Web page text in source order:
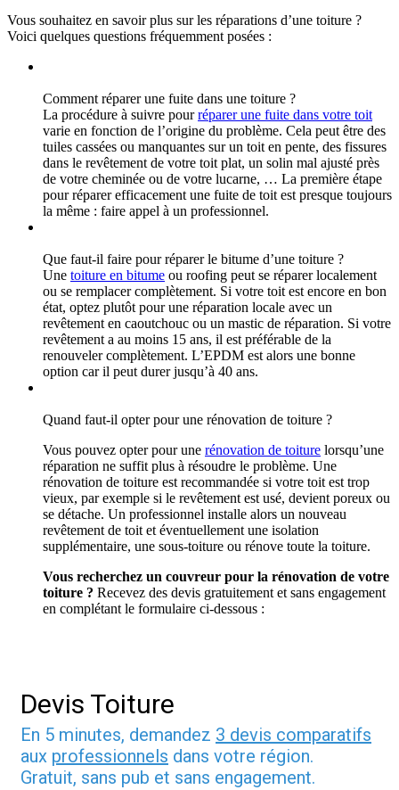
Vous souhaitez en savoir plus sur les réparations d’une toiture ?
Voici quelques questions fréquemment posées :
Comment réparer une fuite dans une toiture ?
La procédure à suivre pourréparer une fuite dans votre toit
varie en fonction de l’origine du problème. Cela peut être des
tuiles cassées ou manquantes sur un toit en pente, des fissures
dans le revêtement de votre toit plat, un solin mal ajusté près
de votre cheminée ou de votre lucarne, … La première étape
pour réparer efficacement une fuite de toit est presque toujours
la même : faire appel à un professionnel.
Que faut-il faire pour réparer le bitume d’une toiture ?
Une toiture en bitume ou roofing peut se réparer localement
ou se remplacer complètement. Si votre toit est encore en bon
état, optez plutôt pour une réparation locale avec un
revêtement en caoutchouc ou un mastic de réparation. Si votre
revêtement a au moins 15 ans, il est préférable de la
renouveler complètement. L’EPDM est alors une bonne
option car il peut durer jusqu’à 40 ans.
Quand faut-il opter pour une rénovation de toiture ?
Vous pouvez opter pour une rénovation de toiture lorsqu’une
réparation ne suffit plus à résoudre le problème. Une
rénovation de toiture est recommandée si votre toit est trop
vieux, par exemple si le revêtement est usé, devient poreux ou
se détache. Un professionnel installe alors un nouveau
revêtement de toit et éventuellement une isolation
supplémentaire, une sous-toiture ou rénove toute la toiture.
Vous recherchez un couvreur pour la rénovation de votre
toiture ? Recevez des devis gratuitement et sans engagement
en complétant le formulaire ci-dessous :
Devis Toiture
En 5 minutes, demandez 3 devis comparatifs
aux professionnels dans votre région.
Gratuit, sans pub et sans engagement.